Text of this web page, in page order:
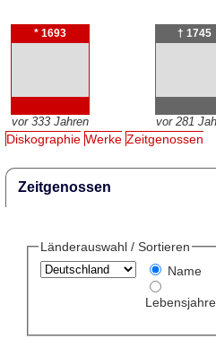
* 1693
vor 333 Jahren
† 1745
vor 281
Diskographie Werke Zeitgenossen
Zeitgenossen
Länderauswahl / Sortieren
Name
Lebensjahre